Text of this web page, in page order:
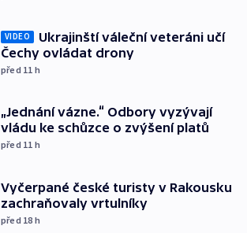
VIDEO
Ukrajinští váleční veteráni učí
Čechy ovládat drony
před 11 h
„Jednání vázne.“ Odbory vyzývají
vládu ke schůzce o zvýšení platů
před 11 h
Vyčerpané české turisty v Rakousku
zachraňovaly vrtulníky
před 18 h